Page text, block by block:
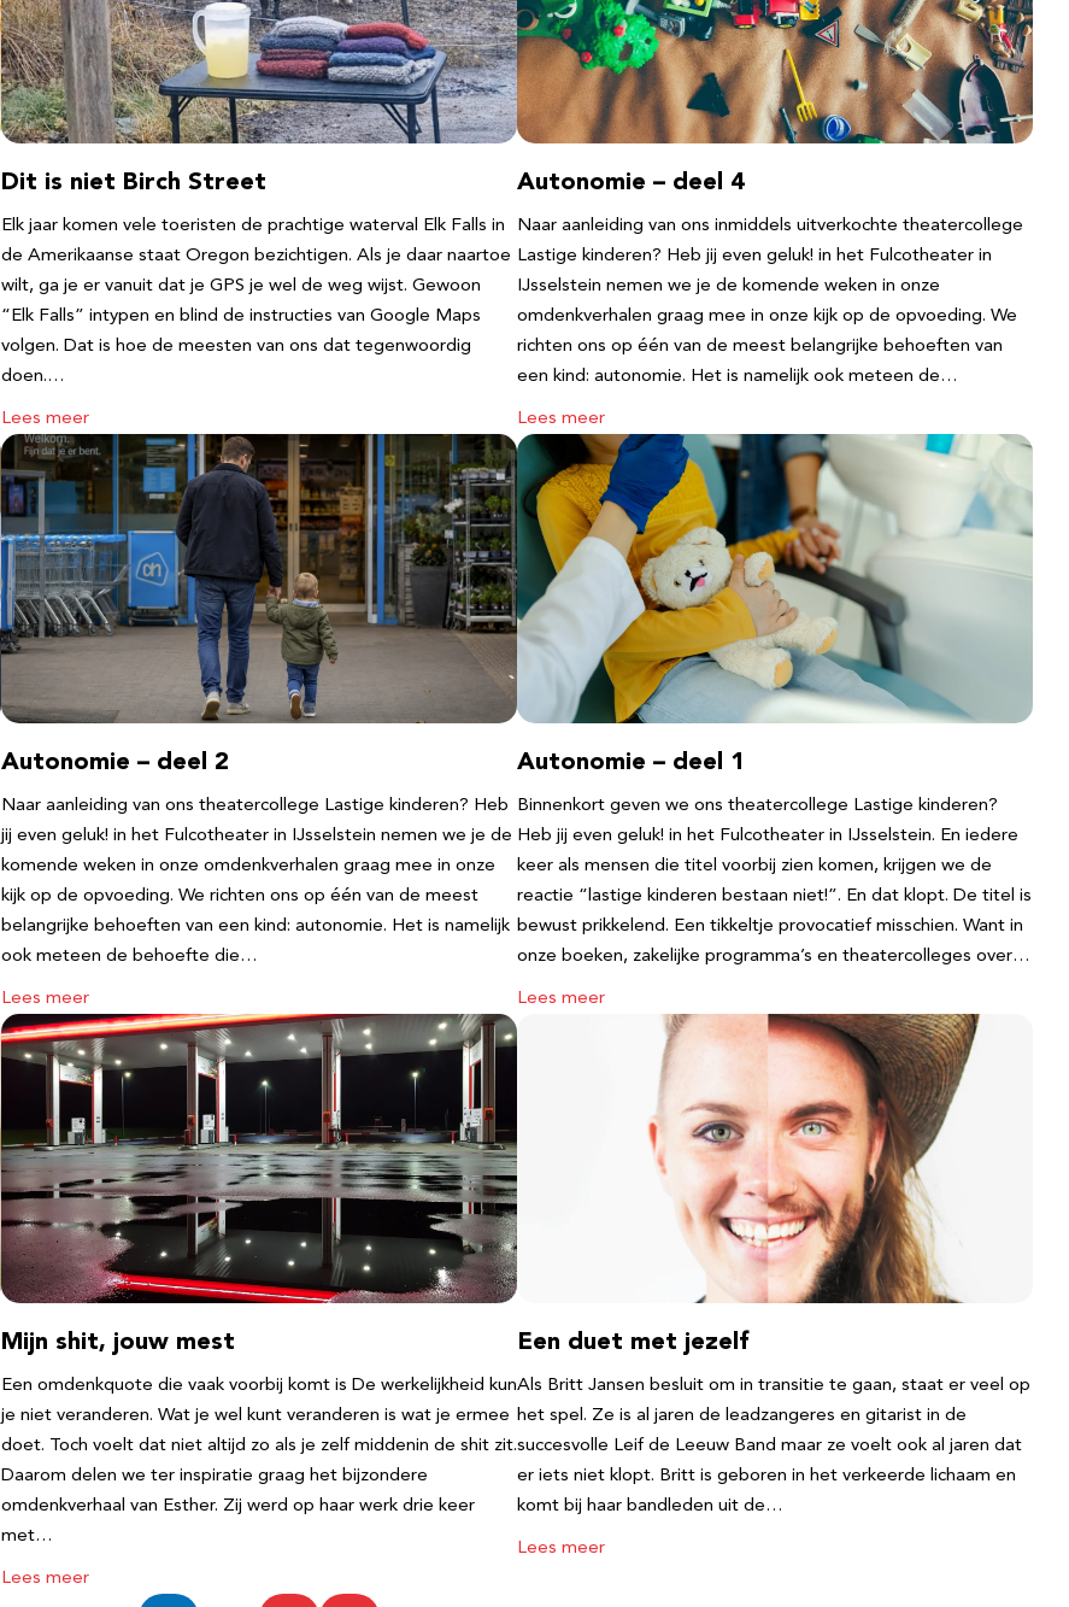
Dit is niet Birch Street
Elk jaar komen vele toeristen de prachtige waterval Elk Falls in
de Amerikaanse staat Oregon bezichtigen. Als je daar naartoe
wilt, ga je er vanuit dat je GPS je wel de weg wijst. Gewoon
“Elk Falls” intypen en blind de instructies van Google Maps
volgen. Dat is hoe de meesten van ons dat tegenwoordig
doen.…
Lees meer
Autonomie – deel 4
Naar aanleiding van ons inmiddels uitverkochte theatercollege
Lastige kinderen? Heb jij even geluk! in het Fulcotheater in
IJsselstein nemen we je de komende weken in onze
omdenkverhalen graag mee in onze kijk op de opvoeding. We
richten ons op één van de meest belangrijke behoeften van
een kind: autonomie. Het is namelijk ook meteen de…
Lees meer
Autonomie – deel 2
Naar aanleiding van ons theatercollege Lastige kinderen? Heb
jij even geluk! in het Fulcotheater in IJsselstein nemen we je de
komende weken in onze omdenkverhalen graag mee in onze
kijk op de opvoeding. We richten ons op één van de meest
belangrijke behoeften van een kind: autonomie. Het is namelijk
ook meteen de behoefte die…
Lees meer
Autonomie – deel 1
Binnenkort geven we ons theatercollege Lastige kinderen?
Heb jij even geluk! in het Fulcotheater in IJsselstein. En iedere
keer als mensen die titel voorbij zien komen, krijgen we de
reactie “lastige kinderen bestaan niet!”. En dat klopt. De titel is
bewust prikkelend. Een tikkeltje provocatief misschien. Want in
onze boeken, zakelijke programma’s en theatercolleges over…
Lees meer
Mijn shit, jouw mest
Een omdenkquote die vaak voorbij komt is De werkelijkheid kun
je niet veranderen. Wat je wel kunt veranderen is wat je ermee
doet. Toch voelt dat niet altijd zo als je zelf middenin de shit zit.
Daarom delen we ter inspiratie graag het bijzondere
omdenkverhaal van Esther. Zij werd op haar werk drie keer
met…
Lees meer
Een duet met jezelf
Als Britt Jansen besluit om in transitie te gaan, staat er veel op
het spel. Ze is al jaren de leadzangeres en gitarist in de
succesvolle Leif de Leeuw Band maar ze voelt ook al jaren dat
er iets niet klopt. Britt is geboren in het verkeerde lichaam en
komt bij haar bandleden uit de…
Lees meer